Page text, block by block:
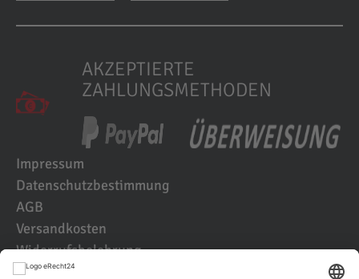
AKZEPTIERTE
ZAHLUNGSMETHODEN
Impressum
Datenschutzbestimmung
AGB
Versandkosten
Widerrufsbelehrung
Kundenbewertungen